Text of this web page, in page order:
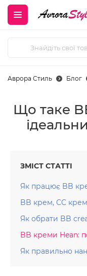
Аврора Стиль Блог
Що таке
ЗМІСТ СТАТТІ
Як працює BB
BB крем, CC
Як обрати BB
BB креми Hean:
Як правильно